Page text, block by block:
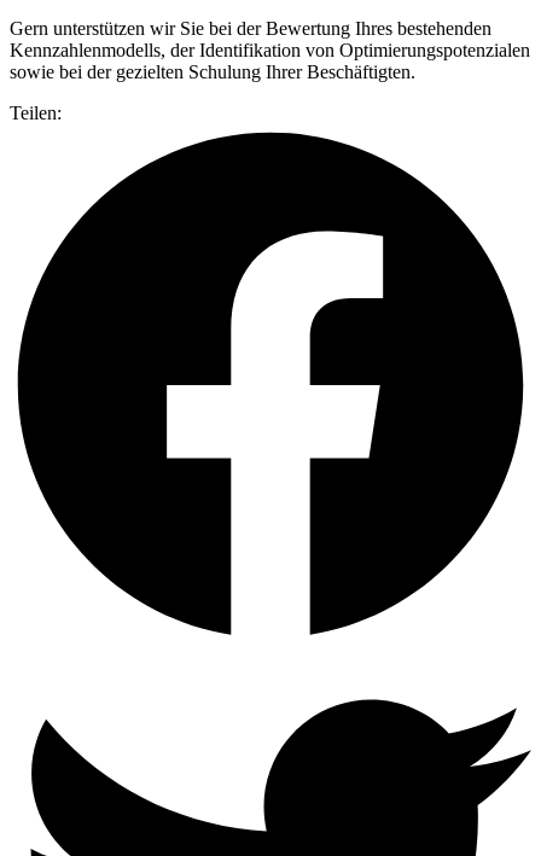
Gern unterstützen wir Sie bei der Bewertung Ihres bestehenden
Kennzahlenmodells, der Identifikation von Optimierungspotenzialen
sowie bei der gezielten Schulung Ihrer Beschäftigten.
Teilen: